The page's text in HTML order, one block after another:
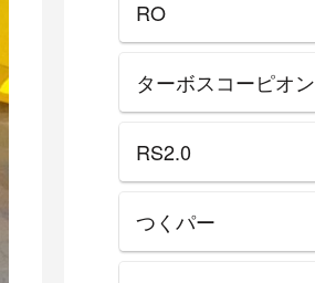
RO
ターボスコーピオン
RS2.0
つくパー